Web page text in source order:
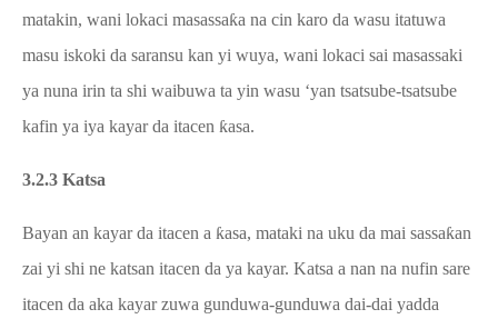
matakin, wani lokaci masassaƙa na cin karo da wasu itatuwa
masu iskoki da saransu kan yi wuya, wani lokaci sai masassaki
ya nuna irin ta shi waibuwa ta yin wasu ‘yan tsatsube-tsatsube
kafin ya iya kayar da itacen ƙasa.
3.2.3 Katsa
Bayan an kayar da itacen a ƙasa, mataki na uku da mai sassaƙan
zai yi shi ne katsan itacen da ya kayar. Katsa a nan na nufin sare
itacen da aka kayar zuwa gunduwa-gunduwa dai-dai yadda